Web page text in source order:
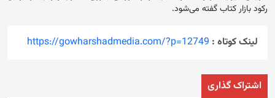
رکود بازار کتاب گفته می‌شود.
لینک کوتاه : https://gowharshadmedia.com/?p=12749
اشتراک گذاری